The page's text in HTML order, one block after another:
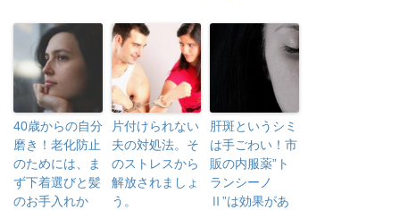
40歳からの自分
磨き！老化防止
のためには、ま
ず下着選びと髪
のお手入れか
片付けられない
夫の対処法。そ
のストレスから
解放されましょ
う。
肝斑というシミ
は手ごわい！市
販の内服薬”ト
ランシーノ
Ⅱ”は効果があ